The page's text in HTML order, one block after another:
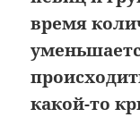
время
какой-то